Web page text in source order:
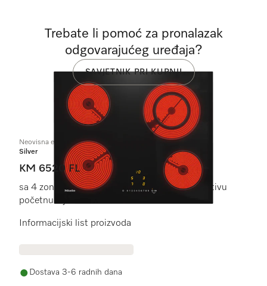
Neovisna električna ploča
Silver
KM 6520 FL
sa 4 zone za kuhanje za najviši komfor uz isplativu
početnu cijenu.
Informacijski list proizvoda
Dostava 3-6 radnih dana
Trebate li pomoć za pronalazak
odgovarajućeg uređaja?
SAVJETNIK PRI KUPNJI